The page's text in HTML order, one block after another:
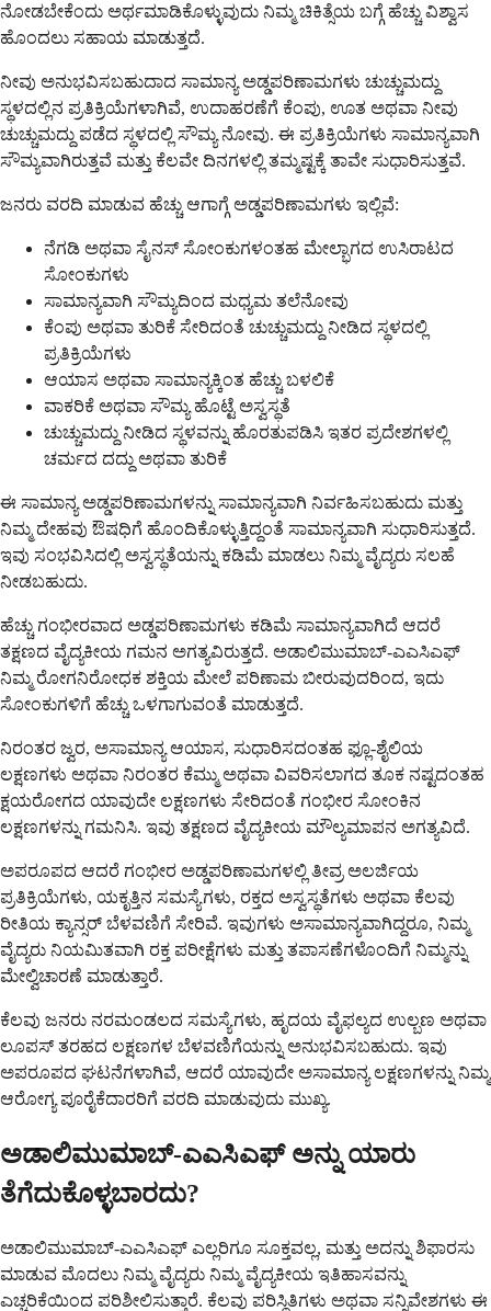
ನೋಡಬೇಕೆಂದು ಅರ್ಥಮಾಡಿಕೊಳ್ಳುವುದು ನಿಮ್ಮ ಚಿಕಿತ್ಸೆಯ ಬಗ್ಗೆ ಹೆಚ್ಚು ವಿಶ್ವಾಸ
ಹೊಂದಲು ಸಹಾಯ ಮಾಡುತ್ತದೆ.
ನೀವು ಅನುಭವಿಸಬಹುದಾದ ಸಾಮಾನ್ಯ ಅಡ್ಡಪರಿಣಾಮಗಳು ಚುಚ್ಚುಮದ್ದು
ಸ್ಥಳದಲ್ಲಿನ ಪ್ರತಿಕ್ರಿಯೆಗಳಾಗಿವೆ, ಉದಾಹರಣೆಗೆ ಕೆಂಪು, ಊತ ಅಥವಾ ನೀವು
ಚುಚ್ಚುಮದ್ದು ಪಡೆದ ಸ್ಥಳದಲ್ಲಿ ಸೌಮ್ಯ ನೋವು. ಈ ಪ್ರತಿಕ್ರಿಯೆಗಳು ಸಾಮಾನ್ಯವಾಗಿ
ಸೌಮ್ಯವಾಗಿರುತ್ತವೆ ಮತ್ತು ಕೆಲವೇ ದಿನಗಳಲ್ಲಿ ತಮ್ಮಷ್ಟಕ್ಕೆ ತಾವೇ ಸುಧಾರಿಸುತ್ತವೆ.
ಜನರು ವರದಿ ಮಾಡುವ ಹೆಚ್ಚು ಆಗಾಗ್ಗೆ ಅಡ್ಡಪರಿಣಾಮಗಳು ಇಲ್ಲಿವೆ:
ನೆಗಡಿ ಅಥವಾ ಸೈನಸ್ ಸೋಂಕುಗಳಂತಹ ಮೇಲ್ಭಾಗದ ಉಸಿರಾಟದ
ಸೋಂಕುಗಳು
ಸಾಮಾನ್ಯವಾಗಿ ಸೌಮ್ಯದಿಂದ ಮಧ್ಯಮ ತಲೆನೋವು
ಕೆಂಪು ಅಥವಾ ತುರಿಕೆ ಸೇರಿದಂತೆ ಚುಚ್ಚುಮದ್ದು ನೀಡಿದ ಸ್ಥಳದಲ್ಲಿ
ಪ್ರತಿಕ್ರಿಯೆಗಳು
ಆಯಾಸ ಅಥವಾ ಸಾಮಾನ್ಯಕ್ಕಿಂತ ಹೆಚ್ಚು ಬಳಲಿಕೆ
ವಾಕರಿಕೆ ಅಥವಾ ಸೌಮ್ಯ ಹೊಟ್ಟೆ ಅಸ್ವಸ್ಥತೆ
ಚುಚ್ಚುಮದ್ದು ನೀಡಿದ ಸ್ಥಳವನ್ನು ಹೊರತುಪಡಿಸಿ ಇತರ ಪ್ರದೇಶಗಳಲ್ಲಿ
ಚರ್ಮದ ದದ್ದು ಅಥವಾ ತುರಿಕೆ
ಈ ಸಾಮಾನ್ಯ ಅಡ್ಡಪರಿಣಾಮಗಳನ್ನು ಸಾಮಾನ್ಯವಾಗಿ ನಿರ್ವಹಿಸಬಹುದು ಮತ್ತು
ನಿಮ್ಮ ದೇಹವು ಔಷಧಿಗೆ ಹೊಂದಿಕೊಳ್ಳುತ್ತಿದ್ದಂತೆ ಸಾಮಾನ್ಯವಾಗಿ ಸುಧಾರಿಸುತ್ತದೆ.
ಇವು ಸಂಭವಿಸಿದಲ್ಲಿ ಅಸ್ವಸ್ಥತೆಯನ್ನು ಕಡಿಮೆ ಮಾಡಲು ನಿಮ್ಮ ವೈದ್ಯರು ಸಲಹೆ
ನೀಡಬಹುದು.
ಹೆಚ್ಚು ಗಂಭೀರವಾದ ಅಡ್ಡಪರಿಣಾಮಗಳು ಕಡಿಮೆ ಸಾಮಾನ್ಯವಾಗಿದೆ ಆದರೆ
ತಕ್ಷಣದ ವೈದ್ಯಕೀಯ ಗಮನ ಅಗತ್ಯವಿರುತ್ತದೆ. ಅಡಾಲಿಮುಮಾಬ್-ಎಎಸಿಎಫ್
ನಿಮ್ಮ ರೋಗನಿರೋಧಕ ಶಕ್ತಿಯ ಮೇಲೆ ಪರಿಣಾಮ ಬೀರುವುದರಿಂದ, ಇದು
ಸೋಂಕುಗಳಿಗೆ ಹೆಚ್ಚು ಒಳಗಾಗುವಂತೆ ಮಾಡುತ್ತದೆ.
ನಿರಂತರ ಜ್ವರ, ಅಸಾಮಾನ್ಯ ಆಯಾಸ, ಸುಧಾರಿಸದಂತಹ ಫ್ಲೂ-ಶೈಲಿಯ
ಲಕ್ಷಣಗಳು ಅಥವಾ ನಿರಂತರ ಕೆಮ್ಮು ಅಥವಾ ವಿವರಿಸಲಾಗದ ತೂಕ ನಷ್ಟದಂತಹ
ಕ್ಷಯರೋಗದ ಯಾವುದೇ ಲಕ್ಷಣಗಳು ಸೇರಿದಂತೆ ಗಂಭೀರ ಸೋಂಕಿನ
ಲಕ್ಷಣಗಳನ್ನು ಗಮನಿಸಿ. ಇವು ತಕ್ಷಣದ ವೈದ್ಯಕೀಯ ಮೌಲ್ಯಮಾಪನ ಅಗತ್ಯವಿದೆ.
ಅಪರೂಪದ ಆದರೆ ಗಂಭೀರ ಅಡ್ಡಪರಿಣಾಮಗಳಲ್ಲಿ ತೀವ್ರ ಅಲರ್ಜಿಯ
ಪ್ರತಿಕ್ರಿಯೆಗಳು, ಯಕೃತ್ತಿನ ಸಮಸ್ಯೆಗಳು, ರಕ್ತದ ಅಸ್ವಸ್ಥತೆಗಳು ಅಥವಾ ಕೆಲವು
ರೀತಿಯ ಕ್ಯಾನ್ಸರ್ ಬೆಳವಣಿಗೆ ಸೇರಿವೆ. ಇವುಗಳು ಅಸಾಮಾನ್ಯವಾಗಿದ್ದರೂ, ನಿಮ್ಮ
ವೈದ್ಯರು ನಿಯಮಿತವಾಗಿ ರಕ್ತ ಪರೀಕ್ಷೆಗಳು ಮತ್ತು ತಪಾಸಣೆಗಳೊಂದಿಗೆ ನಿಮ್ಮನ್ನು
ಮೇಲ್ವಿಚಾರಣೆ ಮಾಡುತ್ತಾರೆ.
ಕೆಲವು ಜನರು ನರಮಂಡಲದ ಸಮಸ್ಯೆಗಳು, ಹೃದಯ ವೈಫಲ್ಯದ ಉಲ್ಬಣ ಅಥವಾ
ಲೂಪಸ್ ತರಹದ ಲಕ್ಷಣಗಳ ಬೆಳವಣಿಗೆಯನ್ನು ಅನುಭವಿಸಬಹುದು. ಇವು
ಅಪರೂಪದ ಘಟನೆಗಳಾಗಿವೆ, ಆದರೆ ಯಾವುದೇ ಅಸಾಮಾನ್ಯ ಲಕ್ಷಣಗಳನ್ನು ನಿಮ್ಮ
ಆರೋಗ್ಯ ಪೂರೈಕೆದಾರರಿಗೆ ವರದಿ ಮಾಡುವುದು ಮುಖ್ಯ.
ಅಡಾಲಿಮುಮಾಬ್-ಎಎಸಿಎಫ್ ಅನ್ನು ಯಾರು
ತೆಗೆದುಕೊಳ್ಳಬಾರದು?
ಅಡಾಲಿಮುಮಾಬ್-ಎಎಸಿಎಫ್ ಎಲ್ಲರಿಗೂ ಸೂಕ್ತವಲ್ಲ, ಮತ್ತು ಅದನ್ನು ಶಿಫಾರಸು
ಮಾಡುವ ಮೊದಲು ನಿಮ್ಮ ವೈದ್ಯರು ನಿಮ್ಮ ವೈದ್ಯಕೀಯ ಇತಿಹಾಸವನ್ನು
ಎಚ್ಚರಿಕೆಯಿಂದ ಪರಿಶೀಲಿಸುತ್ತಾರೆ. ಕೆಲವು ಪರಿಸ್ಥಿತಿಗಳು ಅಥವಾ ಸನ್ನಿವೇಶಗಳು ಈ